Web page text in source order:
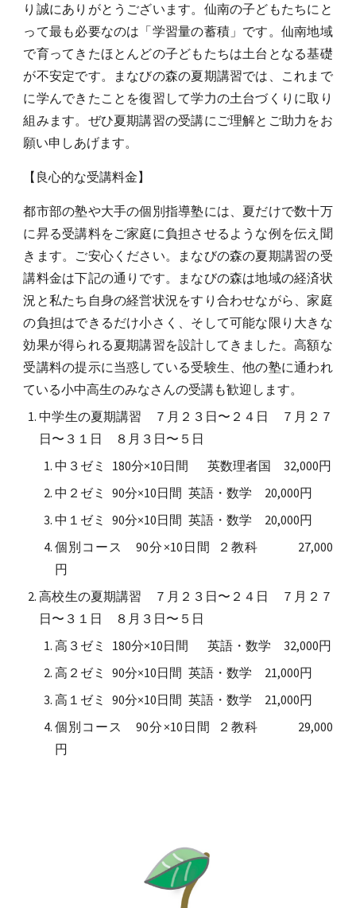
り誠にありがとうございます。仙南の子どもたちにと
って最も必要なのは「学習量の蓄積」です。仙南地域
で育ってきたほとんどの子どもたちは土台となる基礎
が不安定です。まなびの森の夏期講習では、これまで
に学んできたことを復習して学力の土台づくりに取り
組みます。ぜひ夏期講習の受講にご理解とご助力をお
願い申しあげます。
【良心的な受講料金】
都市部の塾や大手の個別指導塾には、夏だけで数十万
に昇る受講料をご家庭に負担させるような例を伝え聞
きます。ご安心ください。まなびの森の夏期講習の受
講料金は下記の通りです。まなびの森は地域の経済状
況と私たち自身の経営状況をすり合わせながら、家庭
の負担はできるだけ小さく、そして可能な限り大きな
効果が得られる夏期講習を設計してきました。高額な
受講料の提示に当惑している受験生、他の塾に通われ
ている小中高生のみなさんの受講も歓迎します。
中学生の夏期講習 ７月２３日〜２４日 ７月２７
日〜３１日 ８ 月 ３ 日〜 ５ 日
中３ゼミ
180分×10日間 英数理者国
32,000円
中２ゼミ
90分×10日間 英語・数学
20,000円
中１ゼミ
90分×10日間 英語・数学
20,000円
個別コース
90分×10日間 ２教科
27,000
円
高校生の夏期講習 ７月２３日〜２４日 ７月２７
日〜３１日 ８月３日〜５日
高３ゼミ
180分×10日間 英語・数学
32,000円
高２ゼミ
90分×10日間 英語・数学
21,000円
高１ゼミ
90分×10日間 英語・数学
21,000円
個別コース
90分×10日間 ２教科
29,000
円